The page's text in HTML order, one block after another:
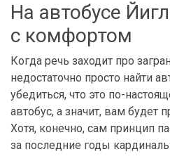
На автобусе
с комфортом
Когда речь заходит про
недостаточно просто найти
убедиться, что это по-
автобус, а значит, вам будет
Хотя, конечно, сам принцип
за последние годы